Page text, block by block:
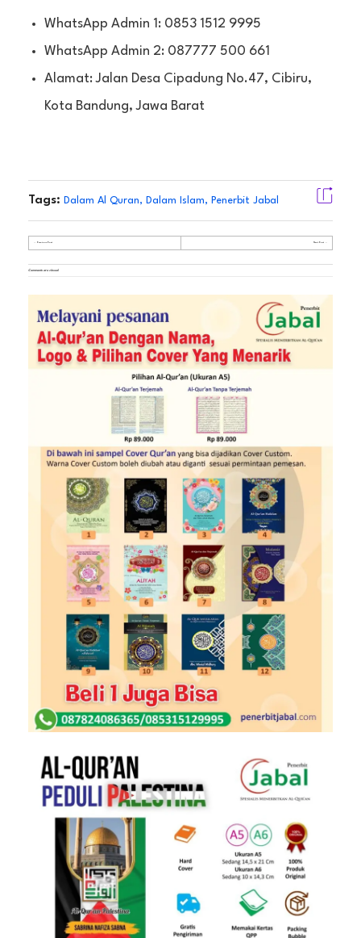
WhatsApp Admin 1: 0853 1512 9995
WhatsApp Admin 2: 087777 500 661
Alamat: Jalan Desa Cipadung No.47, Cibiru,
Kota Bandung, Jawa Barat
Tags: Dalam Al Quran, Dalam Islam, Penerbit Jabal
Previous Post Next Post
Comments are closed.